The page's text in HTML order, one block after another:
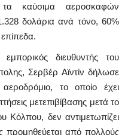
καύσιμα αεροσκαφών
δολάρια ανά τόνο, 60%
διευθυντής του
Σερβέρ Αϊντίν δήλωσε
το οποίο έχει
μετεπιβίβασης μετά το
Κόλπου, δεν αντιμετωπίζει
από πολλούς